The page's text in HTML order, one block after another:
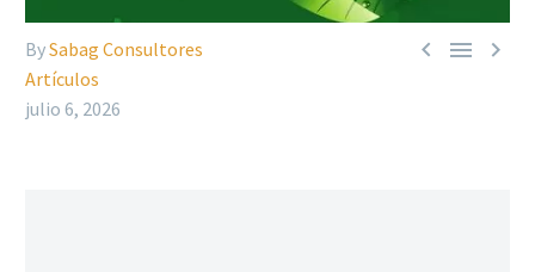
  
BySabag Consultores
Artículos
julio 6, 2026